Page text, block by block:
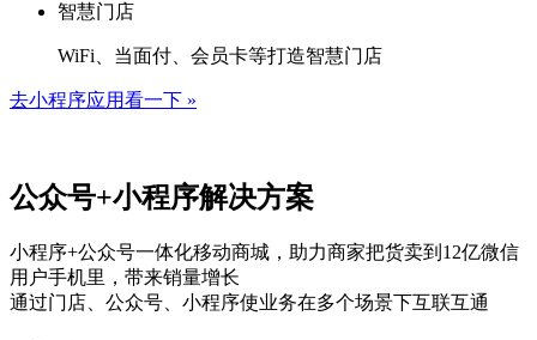
智慧门店
WiFi、当面付、会员卡等打造智慧门店
去小程序应用看一下 »
公众号+小程序解决方案
小程序+公众号一体化移动商城，助力商家把货卖到12亿微信
用户手机里，带来销量增长
通过门店、公众号、小程序使业务在多个场景下互联互通